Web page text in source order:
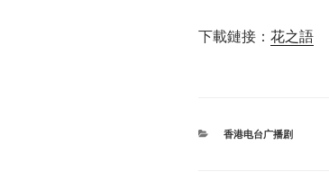
下載鏈接： 花之語
分
香港电台广播剧